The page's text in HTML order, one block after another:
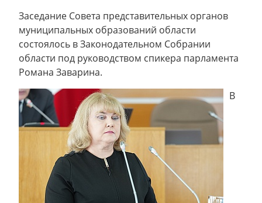
Заседание Совета представительных органов
муниципальных образований области
состоялось в Законодательном Собрании
области под руководством спикера парламента
Романа Заварина.
В